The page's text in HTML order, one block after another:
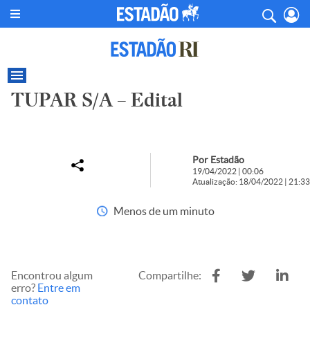
TUPAR S/A – Edital
Por Estadão
19/04/2022 | 00:06
Atualização: 18/04/2022 | 21:33
Menos de um minuto
Encontrou algum
erro? Entre em
contato
Compartilhe: